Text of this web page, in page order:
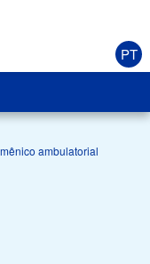
PT
ambulatorial